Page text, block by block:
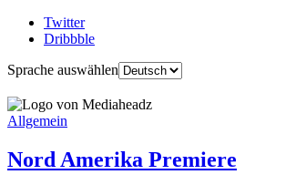
Twitter
Dribbble
Sprache auswählen
Allgemein
Nord Amerika Premiere